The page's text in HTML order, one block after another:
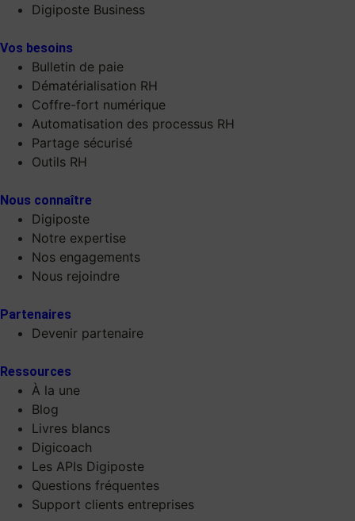
Digiposte Business
Vos besoins
Bulletin de paie
Dématérialisation RH
Coffre-fort numérique
Automatisation des processus RH
Partage sécurisé
Outils RH
Nous connaître
Digiposte
Notre expertise
Nos engagements
Nous rejoindre
Partenaires
Devenir partenaire
Ressources
À la une
Blog
Livres blancs
Digicoach
Les APIs Digiposte
Questions fréquentes
Support clients entreprises